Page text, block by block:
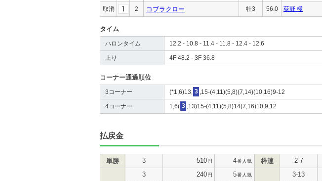
取消 2 コブラクロー 牡3 56.0 荻野 極
タイム
ハロンタイム 12.2 - 10.8 - 11.4 - 11.8 - 12.4 - 12.6
上り 4F 48.2 - 3F 36.8
コーナー通過順位
3コーナー (*1,6)13, 3 ,15-(4,11)(5,8)(7,14)(10,16)9-12
4コーナー 1,6( 3 ,13)15-(4,11)(5,8)14(7,16)10,9,12
払戻金
単勝 3 510円 4番人気
3 240円 5番人気
枠連 2-7
3-13